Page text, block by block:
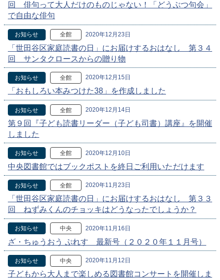
回 俳句って大人だけのものじゃない！「どうぶつ句会」
で自由な俳句
お知らせ 全館 2020年12月23日
「世田谷区家庭読書の日」にお届けするおはなし 第３４
回 サンタクロースからの贈り物
お知らせ 全館 2020年12月15日
「おもしろい本みつけた38」を作成しました
お知らせ 全館 2020年12月14日
第９回『子ども読書リーダー（子ども司書）講座』を開催
しました
お知らせ 全館 2020年12月10日
中央図書館ではブックポストを終日ご利用いただけます
お知らせ 全館 2020年11月23日
「世田谷区家庭読書の日」にお届けするおはなし 第３３
回 ねずみくんのチョッキはどうなったでしょうか？
お知らせ 中央 2020年11月16日
ざ・ちゅうおう ぷれす 最新号（２０２０年１１月号）
お知らせ 中央 2020年11月12日
子どもから大人まで楽しめる図書館コンサートを開催しま